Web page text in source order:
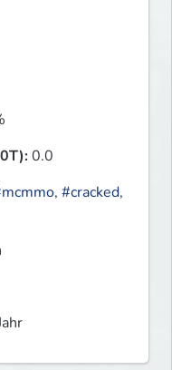
0.0
, #cracked,